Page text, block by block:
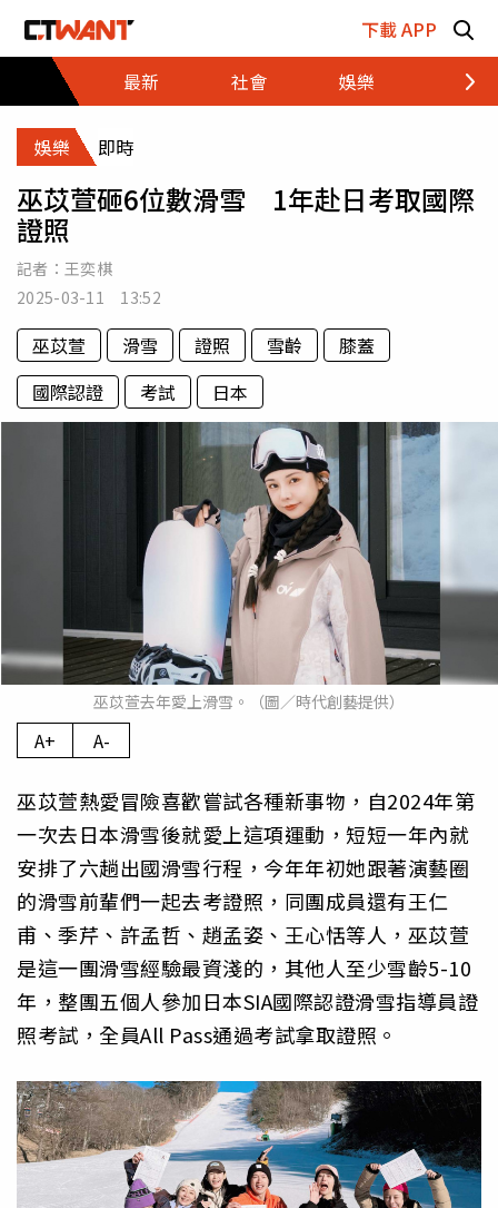
下載 APP
最新
社會 娛樂 財經
娛樂 即時
巫苡萱砸6位數滑雪 1年赴日考取國際
證照
記者： 王奕棋
2025-03-11 13:52
巫苡萱 滑雪 證照 雪齡
膝蓋
國際認證
考試 日本
巫苡萱去年愛上滑雪。（圖／時代創藝提供）
A+ A-
巫苡萱熱愛冒險喜歡嘗試各種新事物，自2024年第
一次去日本滑雪後就愛上這項運動，短短一年內就
安排了六趟出國滑雪行程，今年年初她跟著演藝圈
的滑雪前輩們一起去考證照，同團成員還有王仁
甫、季芹、許孟哲、趙孟姿、王心恬等人，巫苡萱
是這一團滑雪經驗最資淺的，其他人至少雪齡5-10
年，整團五個人參加日本SIA國際認證滑雪指導員證
照考試，全員All Pass通過考試拿取證照。